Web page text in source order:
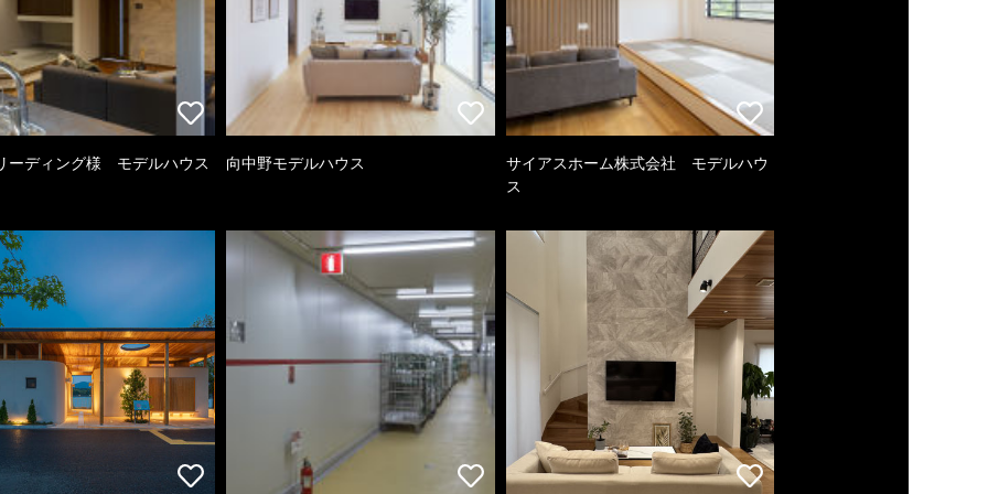
ーディング様 モデルハウス 向中野モデルハウス
サイアスホーム株式会社 モデルハウ
ス